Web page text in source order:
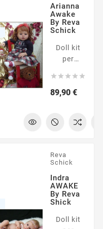
Prodotto
consigliato
per
principianti.
Arianna
Awake
By Reva
Schick
Doll kit
per
una
bambola
in vinile
dipinte.
La foto
mostra
una
    
89,90 €Prezzo
Reva
Schick
Indra
AWAKE
By Reva
Shick
Doll kit